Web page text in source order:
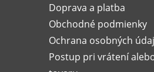
Doprava a platba
Obchodné podmienky
Ochrana osobných
Postup pri vrátení